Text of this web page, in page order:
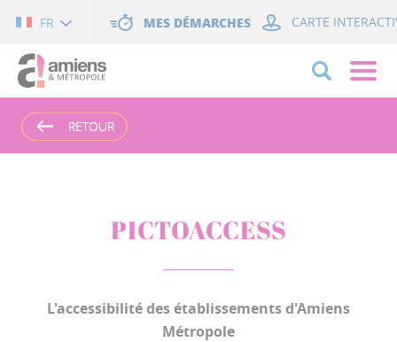
FR MES DÉMARCHES CARTE
RETOUR
RETOUR
RETOUR
PICTOACCESS
L'accessibilité des établissements d'Amiens
Métropole